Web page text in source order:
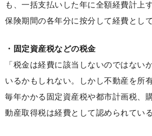
も、一括支払いした年に全額経費計上
保険期間の各年分に按分して経費とし
・固定資産税などの税金
「税金は経費に該当しないのではない
いるかもしれない。しかし不動産を所
毎年かかる固定資産税や都市計画税、
動産取得税は経費として認められている